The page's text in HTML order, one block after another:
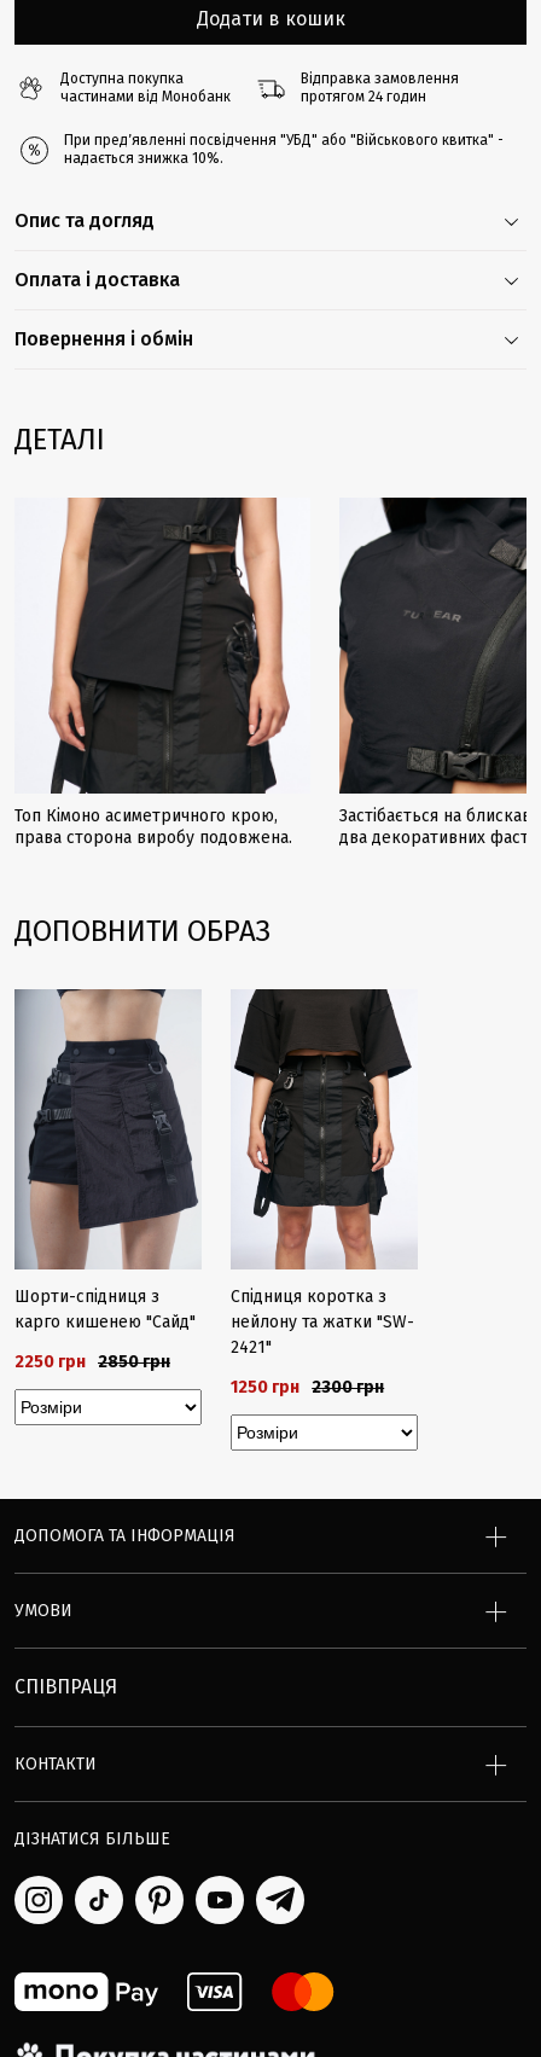
Додати в кошик
Доступна покупка
частинами від Монобанк
Відправка замовлення
протягом 24 годин
При предʼявленні посвідчення "УБД" або "Військового квитка" -
надається знижка 10%.
Опис та догляд
Оплата і доставка
Повернення і обмін
ДЕТАЛІ
Топ Кімоно асиметричного крою,
права сторона виробу подовжена.
Застібається на
два декоративних
ДОПОВНИТИ ОБРАЗ
Шорти-спідниця з
карго кишенею "Сайд"
2250 грн 2850 грн
Закінчується
Спідниця коротка з
нейлону та жатки "SW-
2421"
1250 грн 2300 грн
ДОПОМОГА ТА ІНФОРМАЦІЯ
УМОВИ
СПІВПРАЦЯ
КОНТАКТИ
ДІЗНАТИСЯ БІЛЬШЕ